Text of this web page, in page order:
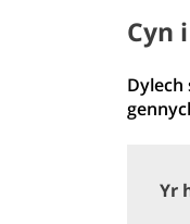
Cyn
Dylech
Yr